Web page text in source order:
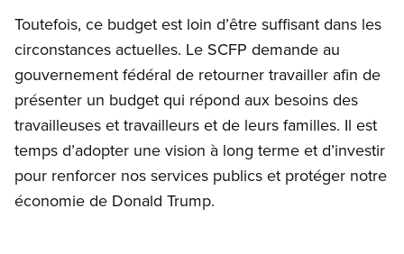
Toutefois, ce budget est loin d’être suffisant dans les
circonstances actuelles. Le SCFP demande au
gouvernement fédéral de retourner travailler afin de
présenter un budget qui répond aux besoins des
travailleuses et travailleurs et de leurs familles. Il est
temps d’adopter une vision à long terme et d’investir
pour renforcer nos services publics et protéger notre
économie de Donald Trump.